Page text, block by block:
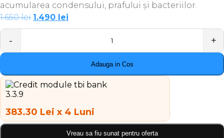
acumularea condensului, prafului și bacteriilor.
1.650lei Prețul
inițial
fost:
1.490 lei
curent
1.490 lei.
Quantity
Adauga in Cos
383.30 Lei x 4 Luni
Vreau sa fiu sunat pentru oferta